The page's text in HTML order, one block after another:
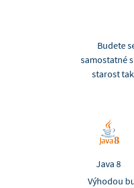
Budete
samostatné
starost
Java 8
Výhodou